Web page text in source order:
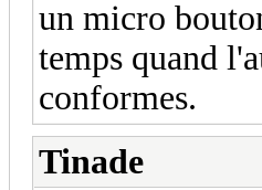
un micro
temps quand
conformes.
Tinade